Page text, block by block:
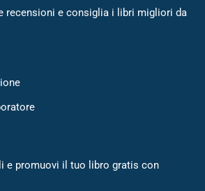
recensioni e consiglia i libri migliori da
e promuovi il tuo libro gratis con